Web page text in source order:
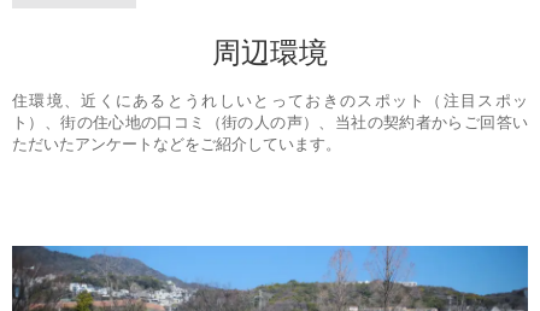
周辺環境
住環境、近くにあるとうれしいとっておきのスポット（注目スポッ
ト）、街の住心地の口コミ（街の人の声）、当社の契約者からご回答い
ただいたアンケートなどをご紹介しています。